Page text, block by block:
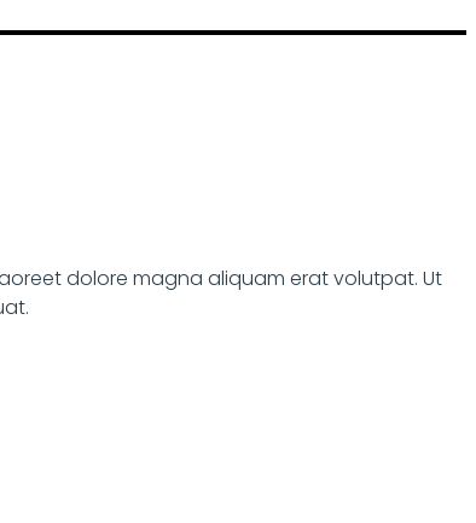
dolore magna aliquam erat volutpat. Ut